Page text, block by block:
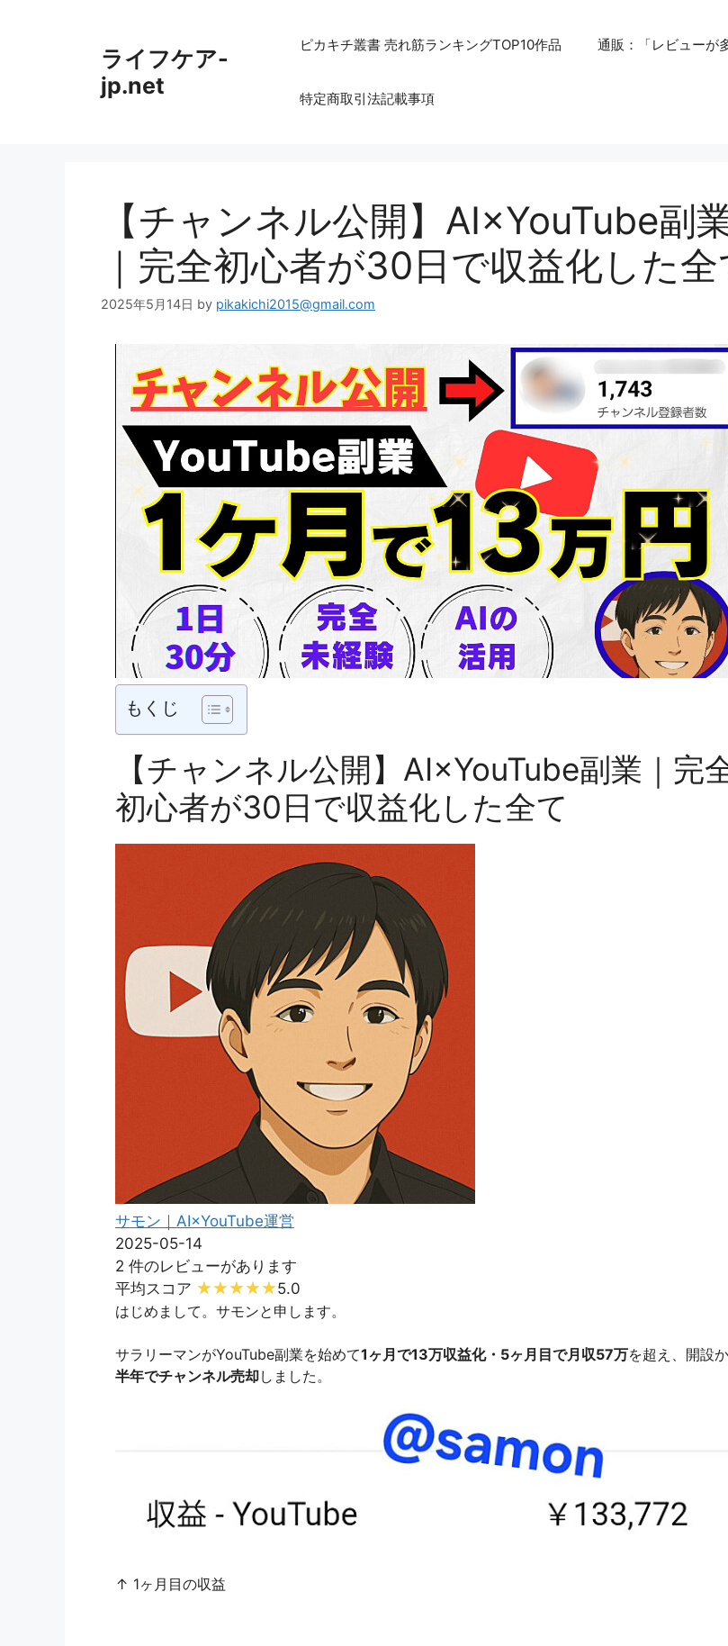
ライフケア-
jp.net
ピカキチ叢書 売れ筋ランキングTOP10作品 通販：「レビューが
特定商取引法記載事項
【チャンネル公開】AI×YouTube副
｜完全初心者が30日で収益化した全
2025年5月14日 by pikakichi2015@gmail.com
もくじ
【チャンネル公開】AI×YouTube副業｜完
初心者が30日で収益化した全て
サモン｜AI×YouTube運営
2025-05-14
2 件のレビューがあります
平均スコア
5.0
はじめまして。サモンと申します。
サラリーマンがYouTube副業を始めて1ヶ月で13万収益化・5ヶ月目で月収57万を超え、開設
半年でチャンネル売却しました。
↑ 1ヶ月目の収益